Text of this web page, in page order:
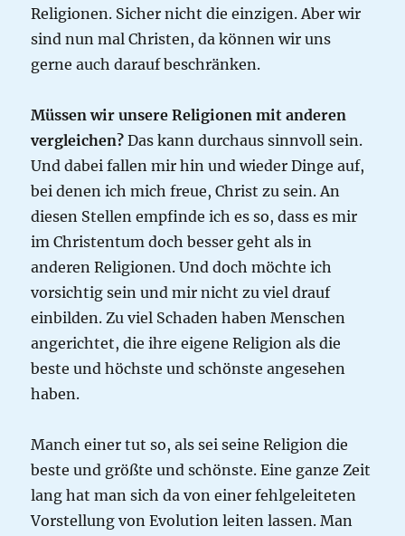
Religionen. Sicher nicht die einzigen. Aber wir
sind nun mal Christen, da können wir uns
gerne auch darauf beschränken.
Müssen wir unsere Religionen mit anderen
vergleichen? Das kann durchaus sinnvoll sein.
Und dabei fallen mir hin und wieder Dinge auf,
bei denen ich mich freue, Christ zu sein. An
diesen Stellen empfinde ich es so, dass es mir
im Christentum doch besser geht als in
anderen Religionen. Und doch möchte ich
vorsichtig sein und mir nicht zu viel drauf
einbilden. Zu viel Schaden haben Menschen
angerichtet, die ihre eigene Religion als die
beste und höchste und schönste angesehen
haben.
Manch einer tut so, als sei seine Religion die
beste und größte und schönste. Eine ganze Zeit
lang hat man sich da von einer fehlgeleiteten
Vorstellung von Evolution leiten lassen. Man